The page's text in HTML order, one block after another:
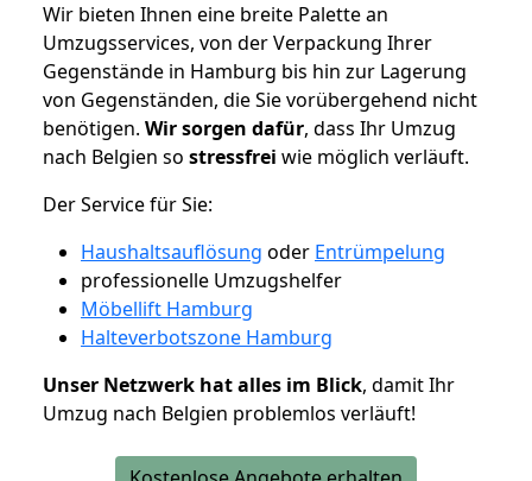
Wir bieten Ihnen eine breite Palette an
Umzugsservices, von der Verpackung Ihrer
Gegenstände in Hamburg bis hin zur Lagerung
von Gegenständen, die Sie vorübergehend nicht
benötigen. Wir sorgen dafür, dass Ihr Umzug
nach Belgien so stressfrei wie möglich verläuft.
Der Service für Sie:
Haushaltsauflösung oder Entrümpelung
professionelle Umzugshelfer
Möbellift Hamburg
Halteverbotszone Hamburg
Unser Netzwerk hat alles im Blick, damit Ihr
Umzug nach Belgien problemlos verläuft!